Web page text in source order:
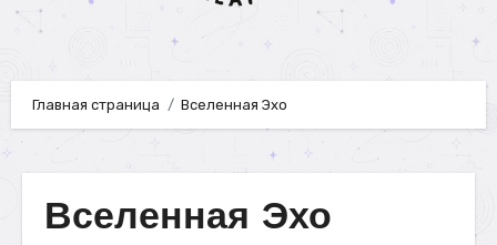
Главная страница Вселенная Эхо
Вселенная Эхо